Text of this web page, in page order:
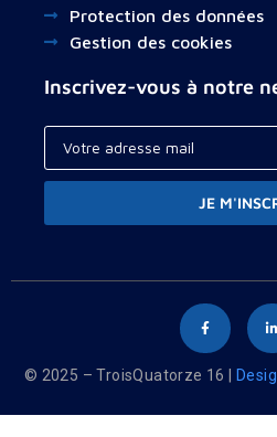
Protection des données
Gestion des cookies
Inscrivez-vous à notre
JE
© 2025 – TroisQuatorze 16 |